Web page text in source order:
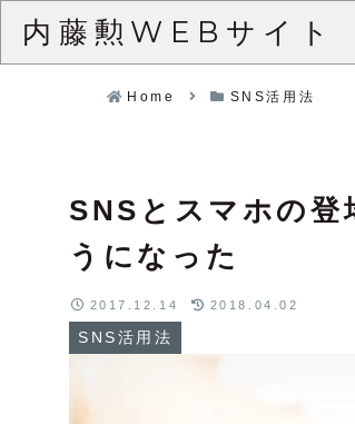
内藤勲WEBサイト
Home SNS活用法
SNSとスマホの登
うになった
SNS活用法
2017.12.14 2018.04.02